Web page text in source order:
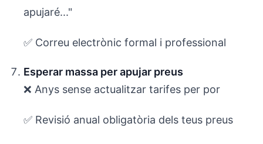
apujaré..."
✅ Correu electrònic formal i professional
Esperar massa per apujar preus
❌ Anys sense actualitzar tarifes per por
✅ Revisió anual obligatòria dels teus preus